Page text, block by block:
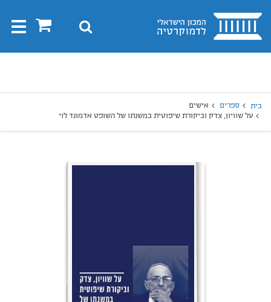
בית 0 חיפוש
בית ספרים
אישים
על שוויון, צדק וביקורת שיפוטית במשנתו של השופט אדמונד לוי